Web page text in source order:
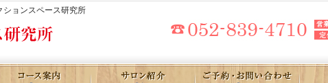
ションスペース研究所